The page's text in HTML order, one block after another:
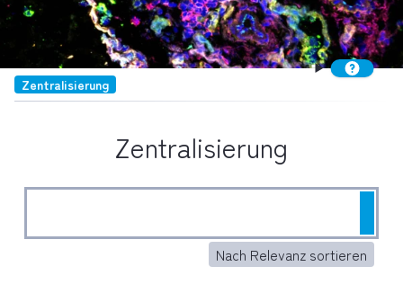
Zentralisierung
Zentralisierung
Nach Relevanz sortieren